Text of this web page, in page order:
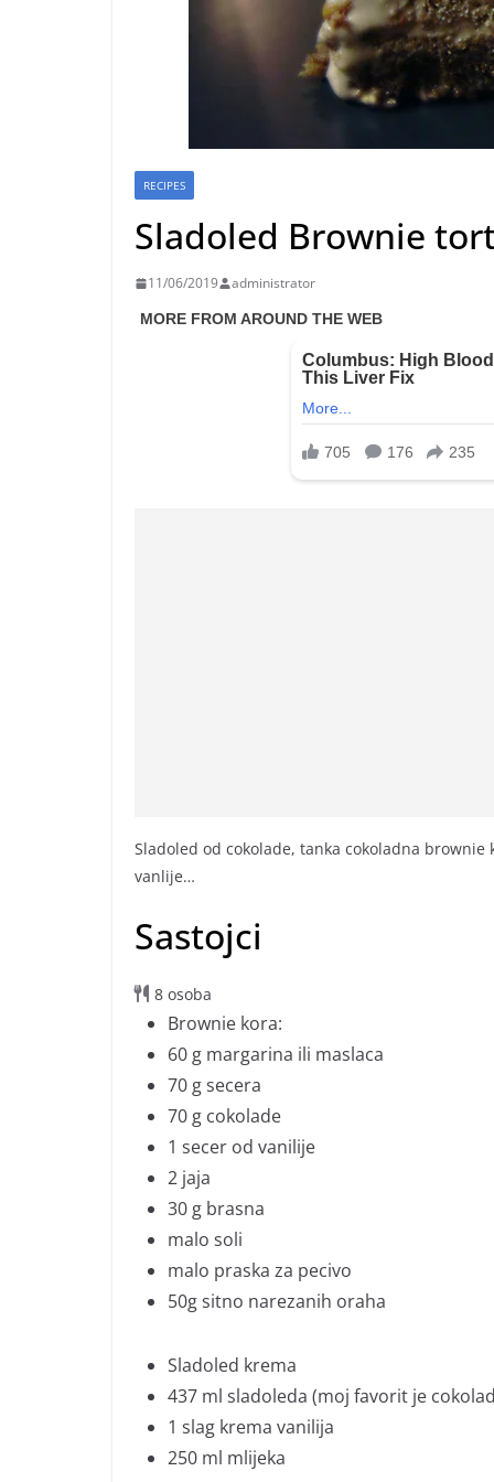
RECIPES
Sladoled Brownie
11/06/2019 administrator
Sladoled od cokolade, tanka cokoladna
vanlije…
Sastojci
8 osoba
Brownie kora:
60 g margarina ili maslaca
70 gsecera
70 g cokolade
1 secer od vanilije
2 jaja
30 g brasna
malo soli
malo praska za pecivo
50gsitno narezanih oraha
Sladoled krema
437 ml sladoleda (moj favorit je
1 slag krema vanilija
250 ml mlijeka